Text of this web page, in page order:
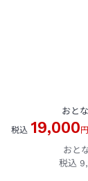
おとな
税込 19,000 円
おと
税込